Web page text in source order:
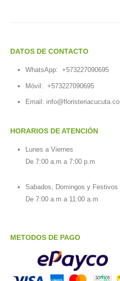
DATOS DE CONTACTO
WhatsApp: +573227090695
Móvil: +573227090695
Email: info@floristeriacucuta.co
HORARIOS DE ATENCIÓN
Lunes a Viernes
De 7:00 a.m a 7:00 p.m
Sabados, Domingos y Festivos
De 7:00 a.m a 11:00 a.m
METODOS DE PAGO